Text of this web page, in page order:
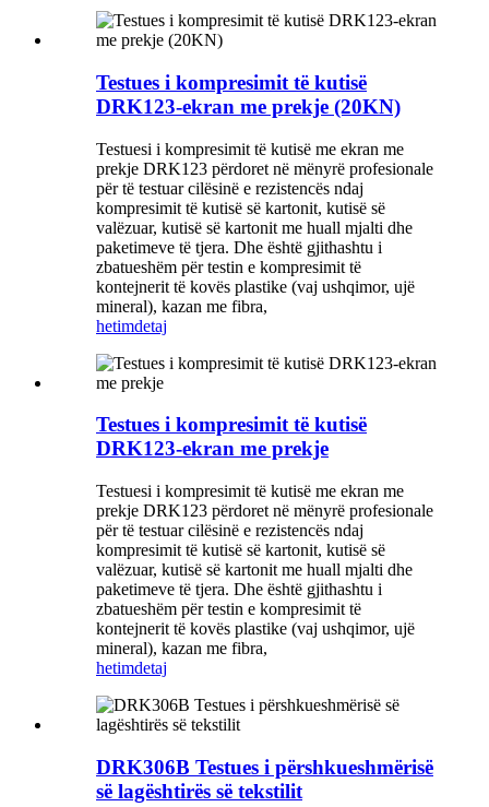
Testues i kompresimit të kutisë
DRK123-ekran me prekje (20KN)
Testuesi i kompresimit të kutisë me ekran me
prekje DRK123 përdoret në mënyrë profesionale
për të testuar cilësinë e rezistencës ndaj
kompresimit të kutisë së kartonit, kutisë së
valëzuar, kutisë së kartonit me huall mjalti dhe
paketimeve të tjera. Dhe është gjithashtu i
zbatueshëm për testin e kompresimit të
kontejnerit të kovës plastike (vaj ushqimor, ujë
mineral), kazan me fibra,
hetimdetaj
Testues i kompresimit të kutisë
DRK123-ekran me prekje
Testuesi i kompresimit të kutisë me ekran me
prekje DRK123 përdoret në mënyrë profesionale
për të testuar cilësinë e rezistencës ndaj
kompresimit të kutisë së kartonit, kutisë së
valëzuar, kutisë së kartonit me huall mjalti dhe
paketimeve të tjera. Dhe është gjithashtu i
zbatueshëm për testin e kompresimit të
kontejnerit të kovës plastike (vaj ushqimor, ujë
mineral), kazan me fibra,
hetimdetaj
DRK306B Testues i përshkueshmërisë
së lagështirës së tekstilit